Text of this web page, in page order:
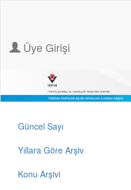
Üye Girişi
Güncel Sayı
Yıllara Göre Arşiv
Konu Arşivi